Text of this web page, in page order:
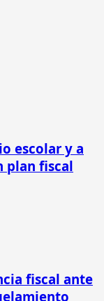
escolar y a
plan fiscal
fiscal ante